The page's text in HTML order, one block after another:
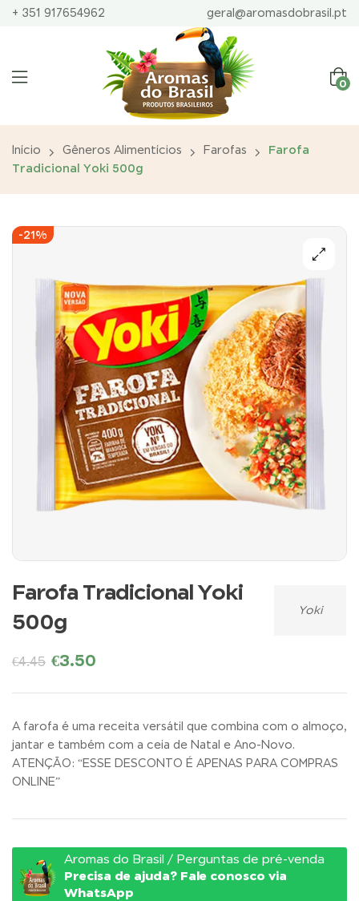
+ 351 917654962 geral@aromasdobrasil.pt
0
Início Gêneros Alimentícios Farofas
Farofa
Tradicional Yoki 500g
-21%
Yoki
Farofa Tradicional Yoki
500g
€4.45 €3.50
A farofa é uma receita versátil que combina com o almoço,
jantar e também com a ceia de Natal e Ano-Novo.
ATENÇÃO: “ESSE DESCONTO É APENAS PARA COMPRAS
ONLINE”
Aromas do Brasil / Perguntas de pré-venda
Precisa de ajuda? Fale conosco via
WhatsApp